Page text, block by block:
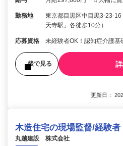
勤務地
東京都目黒区中目黒3-23-
天寺駅」各徒歩10分）
応募資格 未経験者OK！認知症介護基
後で見る
更新日：
木造住宅の現場監督/経験者
丸越建設 株式会社